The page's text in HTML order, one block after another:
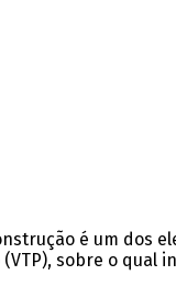
é um dos
sobre o qual